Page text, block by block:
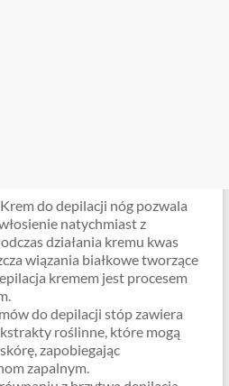
do depilacji nóg pozwala
natychmiast z
działania kremu kwas
wiązania białkowe tworzące
kremem jest procesem
do depilacji stóp zawiera
roślinne, które mogą
zapobiegając
zapalnym.